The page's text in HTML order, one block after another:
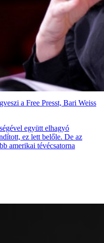
a Free Presst, Bari Weiss
együtt elhagyó
ez lett belőle. De az
amerikai tévécsatorna